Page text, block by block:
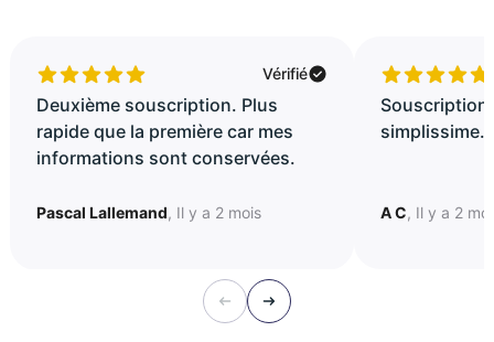
Vérifié
Deuxième souscription. Plus
rapide que la première car mes
informations sont conservées.
Pascal Lallemand, Il y a 2 mois
Souscription
A C, Il y a 2